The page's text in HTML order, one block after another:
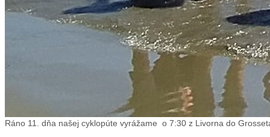
Ráno 11. dňa našej cyklopúte vyrážame o 7:30 z Livorna do